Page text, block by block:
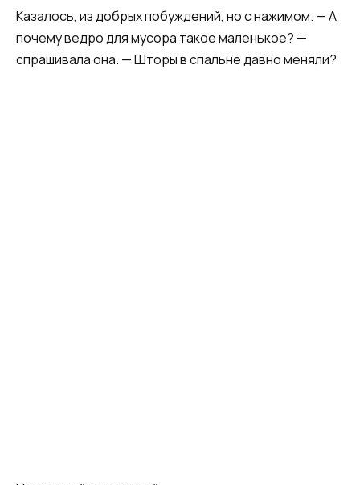
Казалось, из добрых побуждений, но с нажимом. — А
почему ведро для мусора такое маленькое? —
спрашивала она. — Шторы в спальне давно меняли?